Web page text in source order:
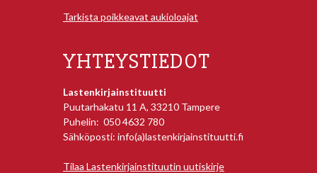
Tarkista poikkeavat aukioloajat
YHTEYSTIEDOT
Lastenkirjainstituutti
Puutarhakatu 11 A, 33210 Tampere
Puhelin: 050 4632 780
Sähköposti: info(a)lastenkirjainstituutti.fi
Tilaa Lastenkirjainstituutin uutiskirje